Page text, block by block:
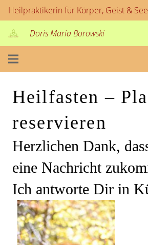
Heilpraktikerin für Körper, Geist &
Doris Maria Borowski
Heilfasten –
reservieren
Herzlichen Dank,
eine Nachricht
Ich antworte Dir in